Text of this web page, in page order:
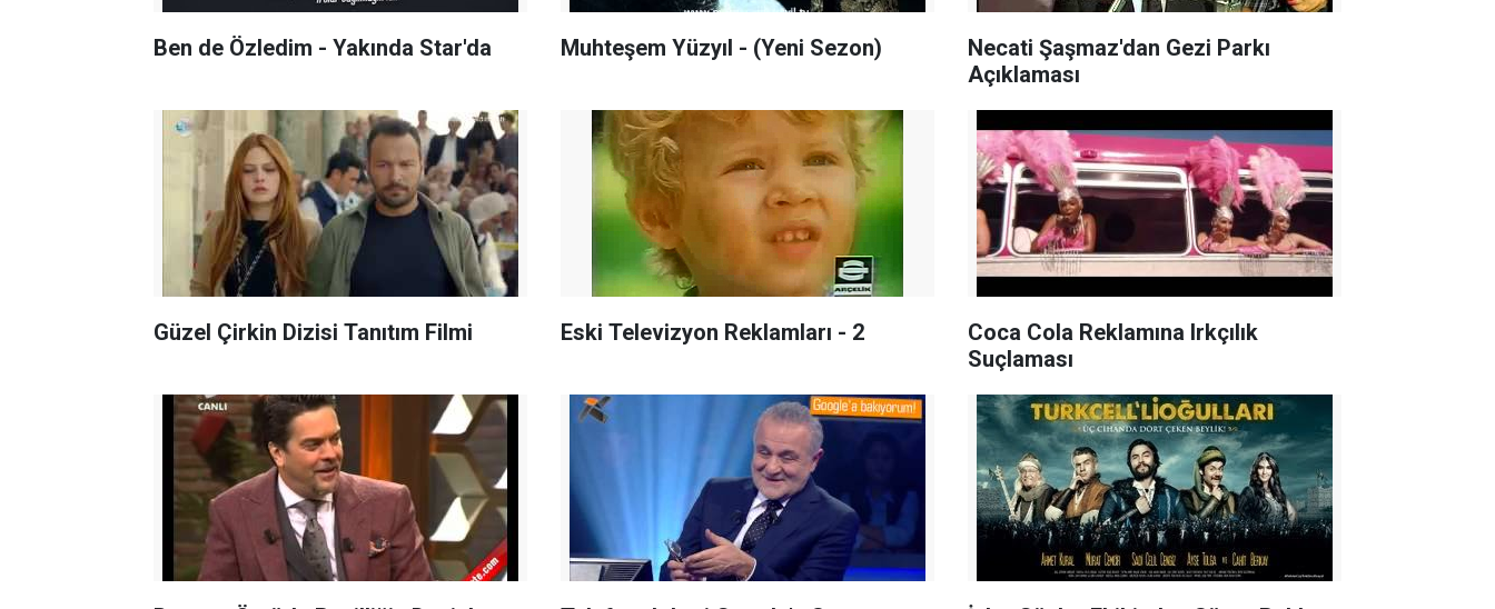
Ben de Özledim - Yakında Star'da Muhteşem Yüzyıl - (Yeni Sezon)
Necati Şaşmaz'dan Gezi Parkı
Açıklaması
Güzel Çirkin Dizisi Tanıtım Filmi Eski Televizyon Reklamları - 2
Coca Cola Reklamına Irkçılık
Suçlaması